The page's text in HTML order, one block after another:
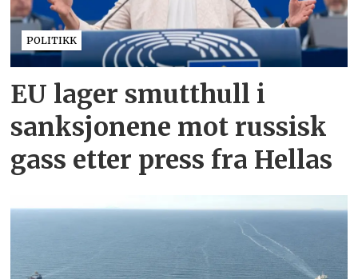
POLITIKK
EU lager smutthull i
sanksjonene mot russisk
gass etter press fra Hellas